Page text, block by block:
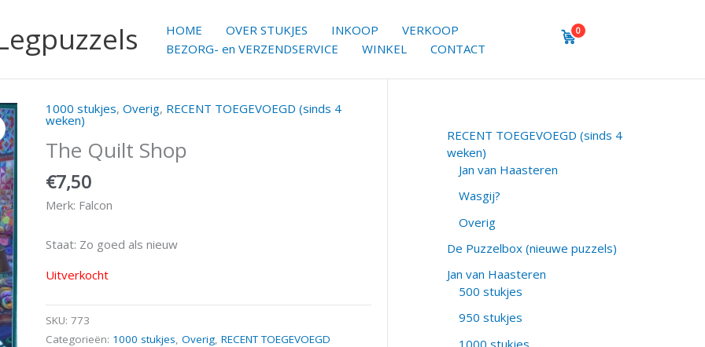
HOME OVER STUKJES INKOOP
VERKOOP
BEZORG- en VERZENDSERVICE
WINKEL CONTACT
0
1000 stukjes, Overig, RECENT TOEGEVOEGD (sinds 4
weken)
The Quilt Shop
€7,50
Merk: Falcon
Staat: Zo goed als nieuw
Uitverkocht
SKU: 773
Categorieën: 1000 stukjes, Overig, RECENT TOEGEVOEGD
RECENT TOEGEVOEGD (sinds 4
weken)
Jan van Haasteren
Wasgij?
Overig
De Puzzelbox (nieuwe puzzels)
Jan van Haasteren
500 stukjes
950 stukjes
1000 stukjes